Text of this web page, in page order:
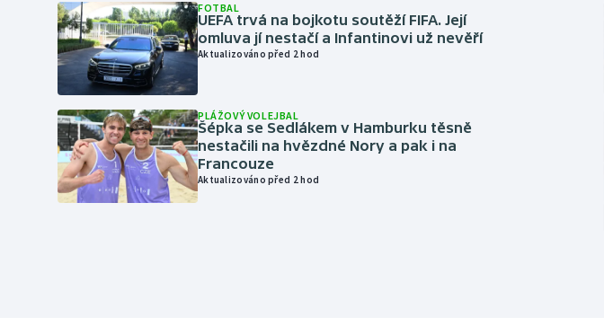
FOTBAL
UEFA trvá na bojkotu soutěží FIFA. Její
omluva jí nestačí a Infantinovi už nevěří
Aktualizováno před 2 hod
PLÁŽOVÝ VOLEJBAL
Šépka se Sedlákem v Hamburku těsně
nestačili na hvězdné Nory a pak i na
Francouze
Aktualizováno před 2 hod